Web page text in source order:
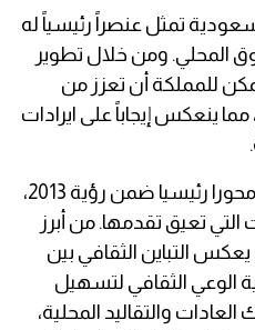
تمثل عنصراً رئيسياً له
المحلي. ومن خلال تطوير
للمملكة أن تعزز من
ينعكس إيجاباً على ايرادات
تعتبر السياحة في السعودية محورا رئيسيا ضمن رؤية 2013،
التي تعيق تقدمها. من أبرز
التباين الثقافي بين
الوعي الثقافي لتسهيل
العادات والتقاليد المحلية،